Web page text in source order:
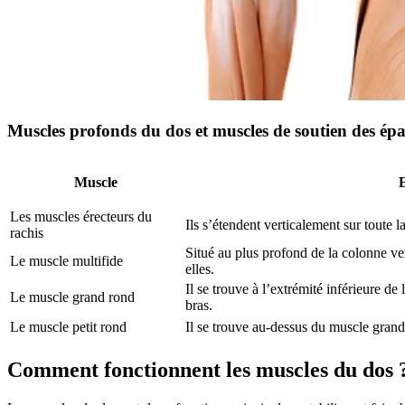
Muscles profonds du dos et muscles de soutien des
Muscle
Les muscles érecteurs du
rachis
Ils s’étendent verticalement sur toute
Le muscle multifide
Situé au plus profond de la colonne
elles.
Le muscle grand rond
Il se trouve à l’extrémité inférieure de
bras.
Le muscle petit rond
Il se trouve au-dessus du muscle
Comment fonctionnent les muscles du dos